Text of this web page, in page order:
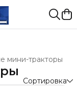
мини-тракторы
Сортировка